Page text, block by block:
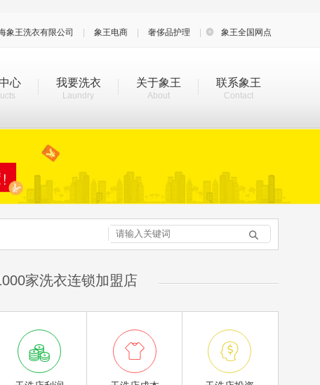
象王洗衣有限公司 象王电商 奢侈品护理  象王全国网点
心 我要洗衣
Laundry
关于象王
About
联系象王
Contact

家洗衣连锁加盟店
  